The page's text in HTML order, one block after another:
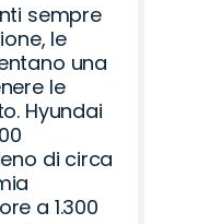
sempre
le
una
le
Hyundai
di circa
a 1.300